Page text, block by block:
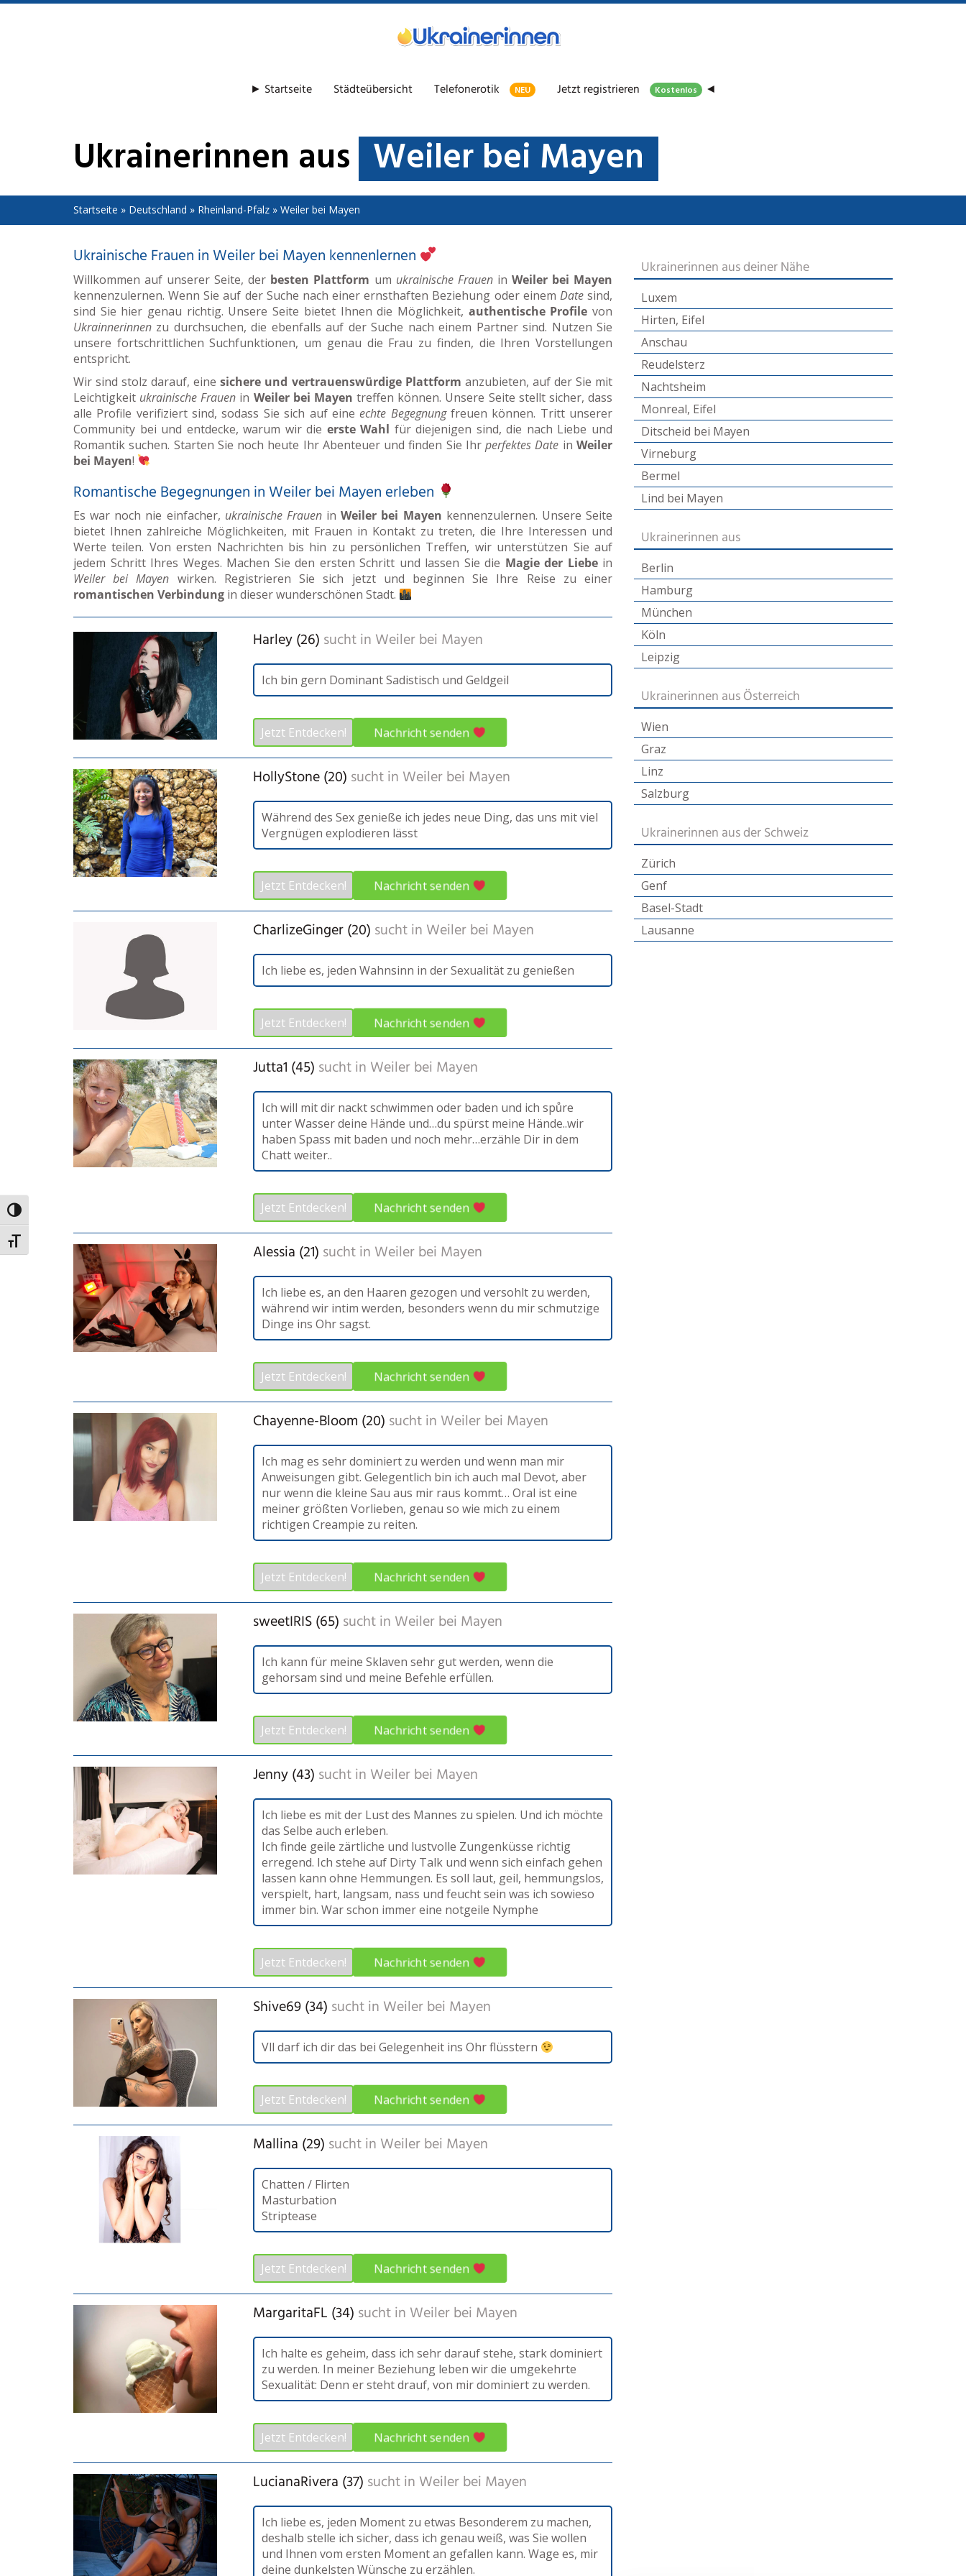
Umschalten auf hohe Kontraste
Schrift vergrößern
Skip
► Startseite Städteübersicht Telefonerotik NEU Jetzt registrieren Kostenlos ◄
Ukrainerinnen aus Weiler bei Mayen
Startseite » Deutschland » Rheinland-Pfalz » Weiler bei Mayen
Ukrainische Frauen in Weiler bei Mayen kennenlernen
Willkommen auf unserer Seite, der besten Plattform um ukrainische Frauenin Weiler bei Mayen
kennenzulernen. Wenn Sie auf der Suche nach einer ernsthaften Beziehung oder einem Datesind,
sind Sie hier genau richtig. Unsere Seite bietet Ihnen die Möglichkeit, authentische Profile von
Ukrainnerinnen zu durchsuchen, die ebenfalls auf der Suche nach einem Partner sind. Nutzen Sie
unsere fortschrittlichen Suchfunktionen, um genau die Frau zu finden, die Ihren Vorstellungen
entspricht.
Wir sind stolz darauf, einesichere und vertrauenswürdige Plattform anzubieten, auf der Sie mit
Leichtigkeit ukrainische Frauen in Weiler bei Mayen treffen können. Unsere Seite stellt sicher, dass
alle Profile verifiziert sind, sodass Sie sich auf eineechte Begegnungfreuen können. Tritt unserer
Community bei und entdecke, warum wir die erste Wahl für diejenigen sind, die nach Liebe und
Romantik suchen. Starten Sie noch heute Ihr Abenteuer und finden Sie Ihrperfektes Date inWeiler
bei Mayen!
Romantische Begegnungen in Weiler bei Mayen erleben
Es war noch nie einfacher, ukrainische FraueninWeiler bei Mayen kennenzulernen. Unsere Seite
bietet Ihnen zahlreiche Möglichkeiten, mit Frauen in Kontakt zu treten, die Ihre Interessen und
Werte teilen. Von ersten Nachrichten bis hin zu persönlichen Treffen, wir unterstützen Sie auf
jedem Schritt Ihres Weges. Machen Sie den ersten Schritt und lassen Sie die Magie der Liebein
Weiler bei Mayen wirken. Registrieren Sie sich jetzt und beginnen Sie Ihre Reise zu einer
romantischen Verbindung in dieser wunderschönen Stadt.
Harley (26) sucht in Weiler bei Mayen
Ich bin gern Dominant Sadistisch und Geldgeil
Jetzt Entdecken! Nachricht senden
HollyStone (20) sucht in Weiler bei Mayen
Während des Sex genieße ich jedes neue Ding, das uns mit viel
Vergnügen explodieren lässt
Jetzt Entdecken! Nachricht senden
CharlizeGinger (20) sucht in Weiler bei Mayen
Ich liebe es, jeden Wahnsinn in der Sexualität zu genießen
Jetzt Entdecken! Nachricht senden
Jutta1 (45) sucht in Weiler bei Mayen
Ich will mit dir nackt schwimmen oder baden und ich spůre
unter Wasser deine Hände und…du spürst meine Hände..wir
haben Spass mit baden und noch mehr…erzähle Dir in dem
Chatt weiter..
Jetzt Entdecken! Nachricht senden
Alessia (21) sucht in Weiler bei Mayen
Ich liebe es, an den Haaren gezogen und versohlt zu werden,
während wir intim werden, besonders wenn du mir schmutzige
Dinge ins Ohr sagst.
Jetzt Entdecken! Nachricht senden
Chayenne-Bloom (20) sucht in Weiler bei Mayen
Ich mag es sehr dominiert zu werden und wenn man mir
Anweisungen gibt. Gelegentlich bin ich auch mal Devot, aber
nur wenn die kleine Sau aus mir raus kommt… Oral ist eine
meiner größten Vorlieben, genau so wie mich zu einem
richtigen Creampie zu reiten.
Jetzt Entdecken! Nachricht senden
sweetIRIS (65) sucht in Weiler bei Mayen
Ich kann für meine Sklaven sehr gut werden, wenn die
gehorsam sind und meine Befehle erfüllen.
Jetzt Entdecken! Nachricht senden
Jenny (43) sucht in Weiler bei Mayen
Ich liebe es mit der Lust des Mannes zu spielen. Und ich möchte
das Selbe auch erleben.
Ich finde geile zärtliche und lustvolle Zungenküsse richtig
erregend. Ich stehe auf Dirty Talk und wenn sich einfach gehen
lassen kann ohne Hemmungen. Es soll laut, geil, hemmungslos,
verspielt, hart, langsam, nass und feucht sein was ich sowieso
immer bin. War schon immer eine notgeile Nymphe
Jetzt Entdecken! Nachricht senden
Shive69 (34) sucht in Weiler bei Mayen
Vll darf ich dir das bei Gelegenheit ins Ohr flüsstern
Jetzt Entdecken! Nachricht senden
Mallina (29) sucht in Weiler bei Mayen
Chatten / Flirten
Masturbation
Striptease
Jetzt Entdecken! Nachricht senden
MargaritaFL (34) sucht in Weiler bei Mayen
Ich halte es geheim, dass ich sehr darauf stehe, stark dominiert
zu werden. In meiner Beziehung leben wir die umgekehrte
Sexualität: Denn er steht drauf, von mir dominiert zu werden.
Jetzt Entdecken! Nachricht senden
LucianaRivera (37) sucht in Weiler bei Mayen
Ich liebe es, jeden Moment zu etwas Besonderem zu machen,
deshalb stelle ich sicher, dass ich genau weiß, was Sie wollen
und Ihnen vom ersten Moment an gefallen kann. Wage es, mir
deine dunkelsten Wünsche zu erzählen.
Ukrainerinnen aus deiner Nähe
Luxem
Hirten, Eifel
Anschau
Reudelsterz
Nachtsheim
Monreal, Eifel
Ditscheid bei Mayen
Virneburg
Bermel
Lind bei Mayen
Ukrainerinnen aus
Berlin
Hamburg
München
Köln
Leipzig
Ukrainerinnen aus Österreich
Wien
Graz
Linz
Salzburg
Ukrainerinnen aus der Schweiz
Zürich
Genf
Basel-Stadt
Lausanne